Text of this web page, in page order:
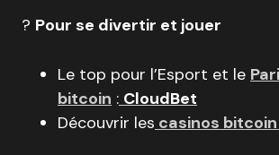
? Pour se divertir et jouer
Le top pour l’Esport et le
bitcoin : CloudBet
Découvrir les casinos